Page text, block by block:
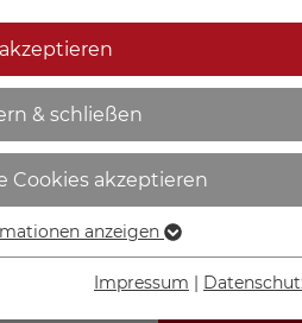
IN DEN
& schließen
Cookies akzeptieren
für grundlegende Funktionen der
anzeigen
Impressum